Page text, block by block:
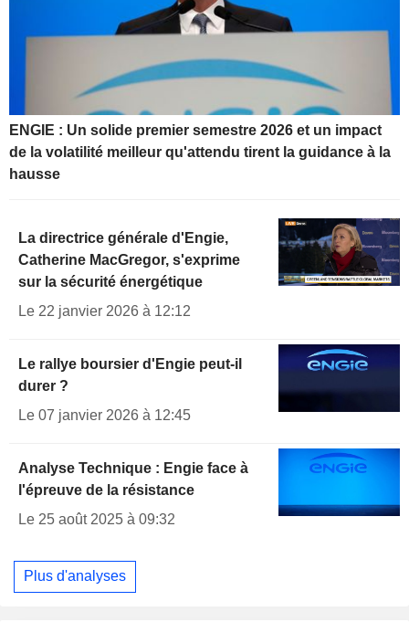
ENGIE : Un solide premier semestre 2026 et un impact
de la volatilité meilleur qu'attendu tirent la guidance à la
hausse
La directrice générale d'Engie,
Catherine MacGregor, s'exprime
sur la sécurité énergétique
Le 22 janvier 2026 à 12:12
Le rallye boursier d'Engie peut-il
durer ?
Le 07 janvier 2026 à 12:45
Analyse Technique : Engie face à
l'épreuve de la résistance
Le 25 août 2025 à 09:32
Plus d'analyses